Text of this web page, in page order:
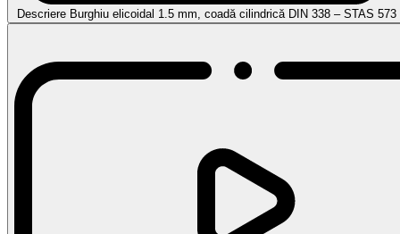
Descriere Burghiu elicoidal 1.5 mm, coadă cilindrică DIN 338 – STAS